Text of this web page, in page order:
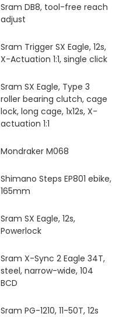
Sram DB8, tool-free reach
adjust
Sram Trigger SX Eagle, 12s,
X-Actuation 1:1, single click
Sram SX Eagle, Type 3
roller bearing clutch, cage
lock, long cage, 1x12s, X-
actuation 1:1
Mondraker M068
Shimano Steps EP801 ebike,
165mm
Sram SX Eagle, 12s,
Powerlock
Sram X-Sync 2 Eagle 34T,
steel, narrow-wide, 104
BCD
Sram PG-1210, 11-50T, 12s